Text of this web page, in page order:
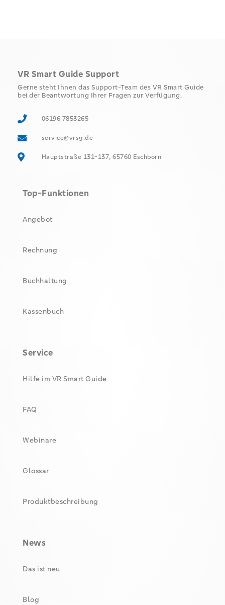
VR Smart Guide Support
Gerne steht Ihnen das Support-Team des VR Smart Guide
bei der Beantwortung Ihrer Fragen zur Verfügung.
06196 7853265
service@vrsg.de
Hauptstraße 131-137, 65760 Eschborn
Top-Funktionen
Angebot
Rechnung
Buchhaltung
Kassenbuch
Service
Hilfe im VR Smart Guide
FAQ
Webinare
Glossar
Produktbeschreibung
News
Das ist neu
Blog